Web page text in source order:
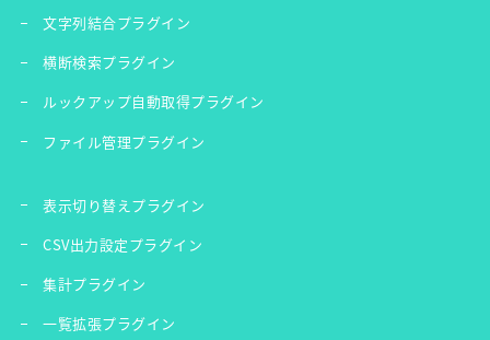
文字列結合プラグイン
横断検索プラグイン
ルックアップ自動取得プラグイン
ファイル管理プラグイン
表示切り替えプラグイン
CSV出力設定プラグイン
集計プラグイン
一覧拡張プラグイン